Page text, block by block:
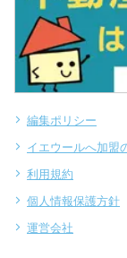
編集ポリシー
イエウールへ加盟
利用規約
個人情報保護方針
運営会社